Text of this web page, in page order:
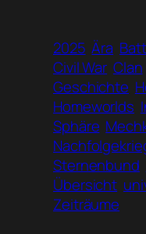
2025 Ära
Civil War Clan
Geschichte
Homeworlds
Sphäre
Sternenbund
Übersicht
Zeiträume